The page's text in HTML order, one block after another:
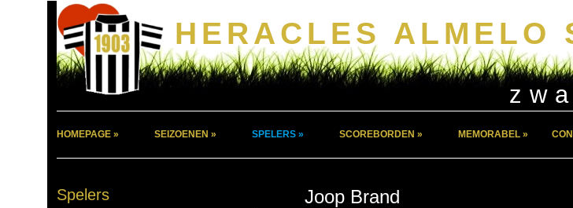
HERACLES ALMELO
HOMEPAGE » SEIZOENEN » SPELERS » SCOREBORDEN » MEMORABEL »
Spelers Joop Brand